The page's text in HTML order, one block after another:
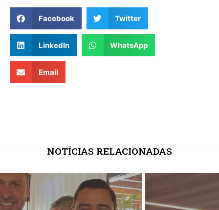
Facebook Twitter
LinkedIn WhatsApp
Email
NOTÍCIAS RELACIONADAS